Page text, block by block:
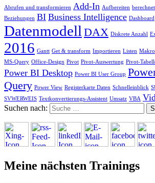
Abrufen und transformieren Add-In Aufbereiten
Beziehungen BI Business Intelligence Dashboard
Datenmodell DAX Diskrete Anzahl
2016 Gantt Get & transform Importieren Listen Makro
MS-Query Office-Design Pivot Pivot-Auswertung Pivot-
Power BI Desktop Power BI User Group
Query Power View Registerkarte Daten Schnelleinblick
SVWERWEIS Textkonvertierungs-Assistent Umsatz VBA
Suchen nach:
Meine nächsten Trainings